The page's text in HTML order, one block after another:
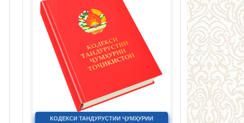
КОДЕКСИ ТАНДУРУСТИИ ҶУМҲУРИИ